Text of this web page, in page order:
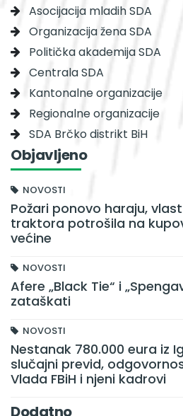
Asocijacija mladih SDA
Organizacija žena SDA
Politička akademija SDA
Centrala SDA
Kantonalne organizacije
Regionalne organizacije
SDA Brčko distrikt BiH
Objavljeno
NOVOSTI
Požari ponovo haraju,
traktora potrošila na
većine
NOVOSTI
Afere „Black Tie“ i
zataškati
NOVOSTI
Nestanak 780.000 eura iz
slučajni previd,
Vlada FBiH i njeni kadrovi
Dodatno